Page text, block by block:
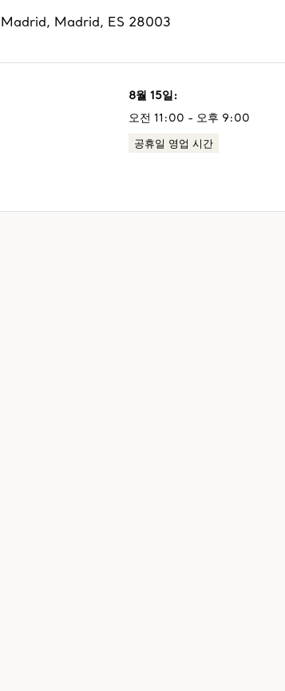
Madrid, Madrid, ES 28003
8월 15일:
오전 11:00 - 오후 9:00
공휴일 영업 시간